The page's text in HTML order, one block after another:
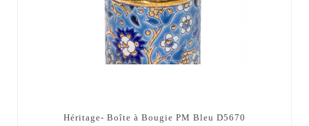
Héritage- Boîte à Bougie PM Bleu D5670